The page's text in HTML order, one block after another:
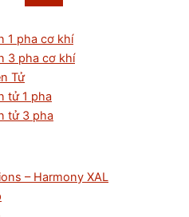
1 pha cơ khí
3 pha cơ khí
Tử
tử 1 pha
tử 3 pha
– Harmony XAL